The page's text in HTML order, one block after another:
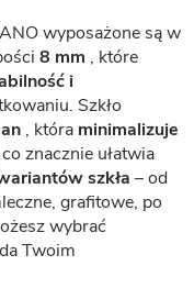
wyposażone są w
8 mm , które
i
Szkło
, która minimalizuje
znacznie ułatwia
szkła – od
grafitowe, po
wybrać
Twoim